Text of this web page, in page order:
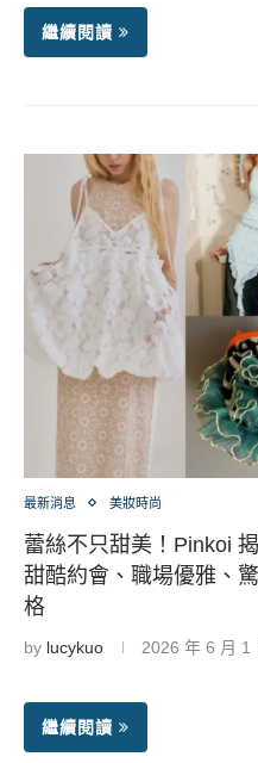
繼續閱讀
最新消息 美妝時尚
蕾絲不只甜美！Pinkoi
甜酷約會、職場優雅、
格
by lucykuo 2026 年 6 月 1
繼續閱讀